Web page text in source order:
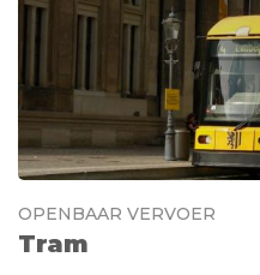
OPENBAAR VERVOER
Tram